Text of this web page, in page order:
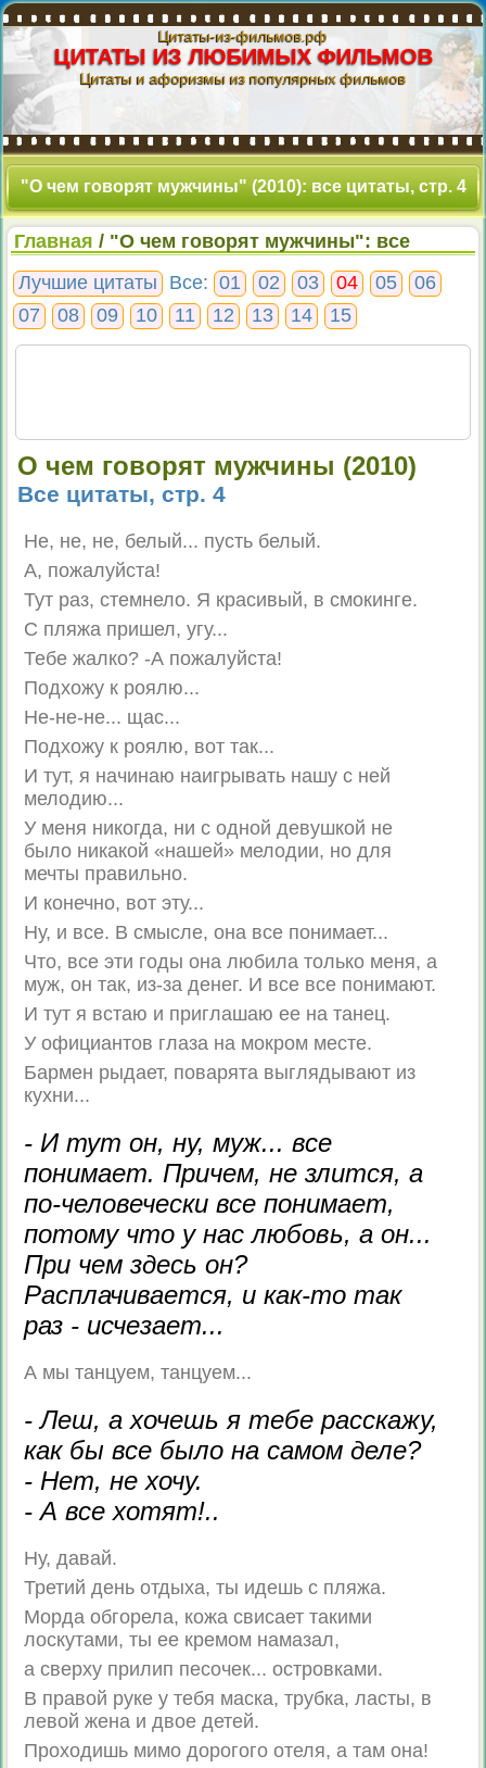
Цитаты-из-фильмов.рф
ЦИТАТЫ ИЗ ЛЮБИМЫХ ФИЛЬМОВ
Цитаты и афоризмы из популярных фильмов
"О чем говорят мужчины" (2010): все цитаты, стр. 4
Главная / "О чем говорят мужчины": все
цитаты, стр. 4
Лучшие цитаты
Все: 01 02 03 04 05
06
07
08 09 10 11 12 13 14 15
О чем говорят мужчины (2010)
Все цитаты, стр. 4
Не, не, не, белый... пусть белый.
А, пожалуйста!
Тут раз, стемнело. Я красивый, в смокинге.
С пляжа пришел, угу...
Тебе жалко? -А пожалуйста!
Подхожу к роялю...
Не-не-не... щас...
Подхожу к роялю, вот так...
И тут, я начинаю наигрывать нашу с ней
мелодию...
У меня никогда, ни с одной девушкой не
было никакой «нашей» мелодии, но для
мечты правильно.
И конечно, вот эту...
Ну, и все. В смысле, она все понимает...
Что, все эти годы она любила только меня, а
муж, он так, из-за денег. И все все понимают.
И тут я встаю и приглашаю ее на танец.
У официантов глаза на мокром месте.
Бармен рыдает, поварята выглядывают из
кухни...
- И тут он, ну, муж... все
понимает. Причем, не злится, а
по-человечески все понимает,
потому что у нас любовь, а он...
При чем здесь он?
Расплачивается, и как-то так
раз - исчезает...
А мы танцуем, танцуем...
- Леш, а хочешь я тебе расскажу,
как бы все было на самом деле?
- Нет, не хочу.
- А все хотят!..
Ну, давай.
Третий день отдыха, ты идешь с пляжа.
Морда обгорела, кожа свисает такими
лоскутами, ты ее кремом намазал,
а сверху прилип песочек... островками.
В правой руке у тебя маска, трубка, ласты, в
левой жена и двое детей.
Проходишь мимо дорогого отеля, а там она!